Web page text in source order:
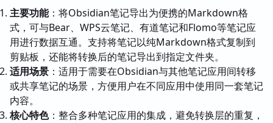
主要功能：将Obsidian笔记导出为便携的Markdown格
式，可与Bear、WPS云笔记、有道笔记和Flomo等笔记应
用进行数据互通。支持将笔记以纯Markdown格式复制到
剪贴板，还能将转换后的笔记导出到指定文件夹。
适用场景 ：适用于需要在Obsidian与其他笔记应用间转移
或共享笔记的场景，方便用户在不同应用中使用同一套笔记
内容。
核心特色：整合多种笔记应用的集成，避免转换层的重复，